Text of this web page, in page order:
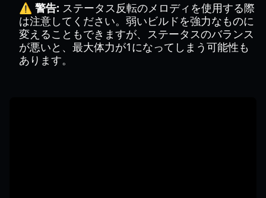
⚠️ 警告: ステータス反転のメロディを使用する際
は注意してください。弱いビルドを強力なものに
変えることもできますが、ステータスのバランス
が悪いと、最大体力が1になってしまう可能性も
あります。